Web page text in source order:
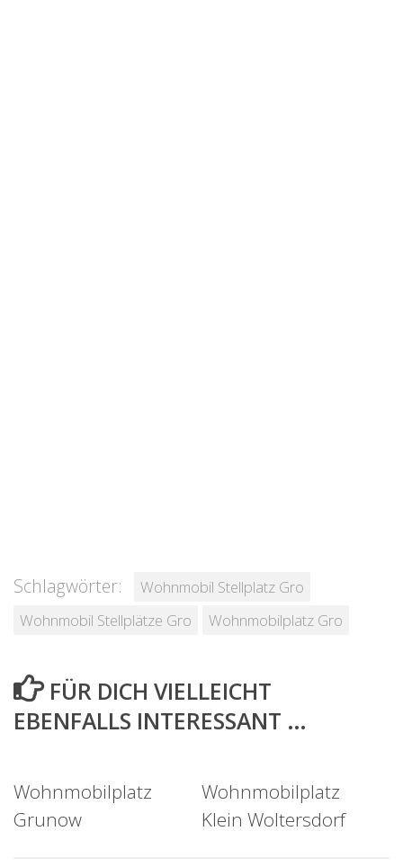
Schlagwörter:
Wohnmobil Stellplatz Gro
Wohnmobil Stellplätze Gro
Wohnmobilplatz Gro
FÜR DICH VIELLEICHT
EBENFALLS INTERESSANT …
Wohnmobilplatz
Grunow
Wohnmobilplatz
Klein Woltersdorf